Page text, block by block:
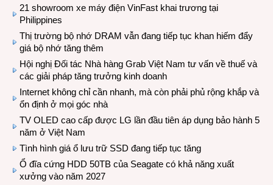
21 showroom xe máy điện VinFast khai trương tại
Philippines
Thị trường bộ nhớ DRAM vẫn đang tiếp tục khan hiếm đẩy
giá bộ nhớ tăng thêm
Hội nghị Đối tác Nhà hàng Grab Việt Nam tư vấn về thuế và
các giải pháp tăng trưởng kinh doanh
Internet không chỉ cần nhanh, mà còn phải phủ rộng khắp và
ổn định ở mọi góc nhà
TV OLED cao cấp được LG lần đầu tiên áp dụng bảo hành 5
năm ở Việt Nam
Tình hình giá ổ lưu trữ SSD đang tiếp tục tăng
Ổ đĩa cứng HDD 50TB của Seagate có khả năng xuất
xưởng vào năm 2027